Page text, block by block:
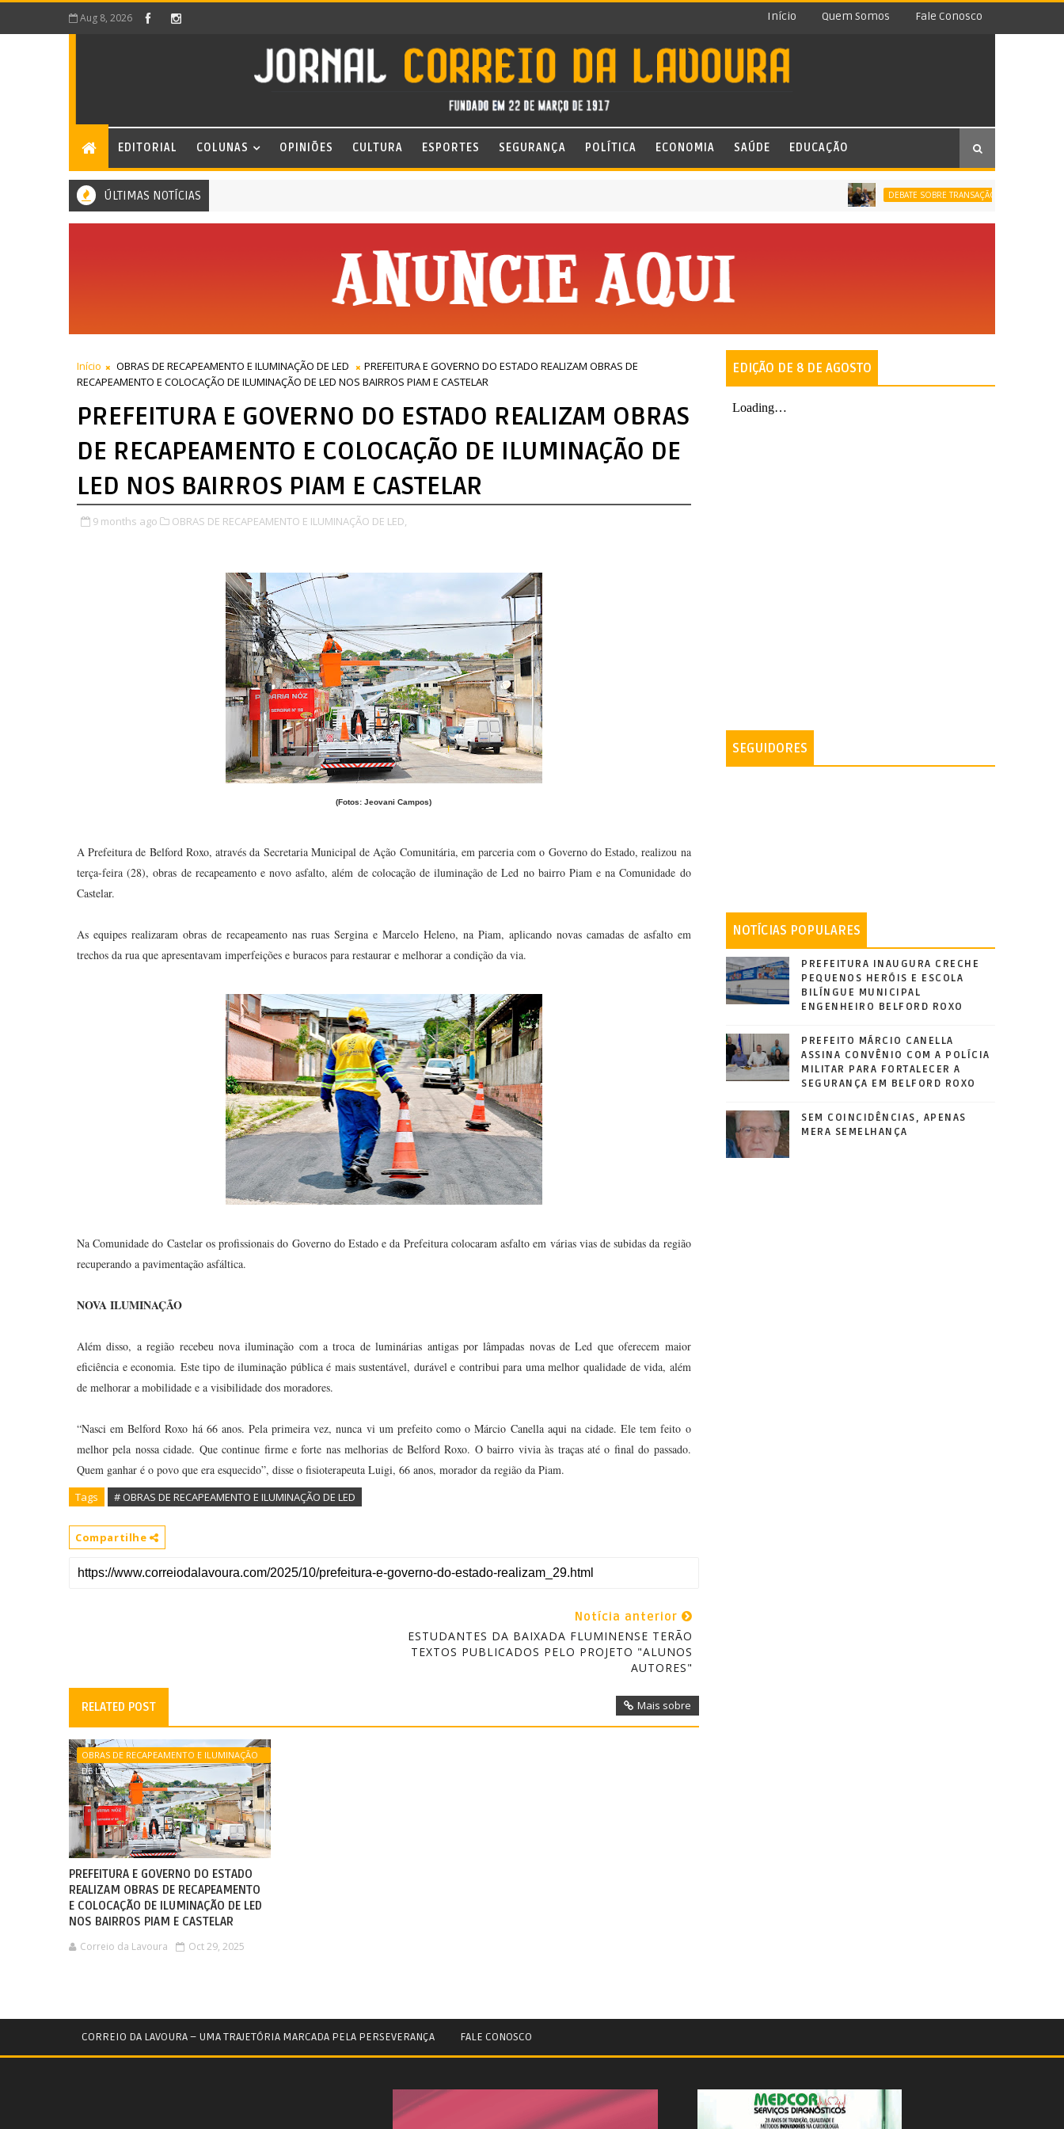
Aug 8, 2026 Início Quem Somos Fale Conosco
EDITORIAL COLUNAS OPINIÕES CULTURA ESPORTES SEGURANÇA POLÍTICA ECONOMIA SAÚDE EDUCAÇÃO
ÚLTIMAS NOTÍCIAS DEBATE SOBRE TRANSAÇÃO TRIBUTÁRIA
Início OBRAS DE RECAPEAMENTO E ILUMINAÇÃO DE LED
PREFEITURA E GOVERNO DO ESTADO REALIZAM OBRAS DE
RECAPEAMENTO E COLOCAÇÃO DE ILUMINAÇÃO DE LED NOS BAIRROS PIAM E CASTELAR
PREFEITURA E GOVERNO DO ESTADO REALIZAM OBRAS
DE RECAPEAMENTO E COLOCAÇÃO DE ILUMINAÇÃO DE
LED NOS BAIRROS PIAM E CASTELAR
9 months ago OBRAS DE RECAPEAMENTO E ILUMINAÇÃO DE LED,
(Fotos: Jeovani Campos)
A Prefeitura de Belford Roxo, através da Secretaria Municipal de Ação Comunitária, em parceria com o Governo do Estado, realizou na
terça-feira (28), obras de recapeamento e novo asfalto, além de colocação de iluminação de Led no bairro Piam e na Comunidade do
Castelar.
As equipes realizaram obras de recapeamento nas ruas Sergina e Marcelo Heleno, na Piam, aplicando novas camadas de asfalto em
trechos da rua que apresentavam imperfeições e buracos para restaurar e melhorar a condição da via.
Na Comunidade do Castelar os profissionais do Governo do Estado e da Prefeitura colocaram asfalto em várias vias de subidas da região
recuperando a pavimentação asfáltica.
NOVA ILUMINAÇÃO
Além disso, a região recebeu nova iluminação com a troca de luminárias antigas por lâmpadas novas de Led que oferecem maior
eficiência e economia. Este tipo de iluminação pública é mais sustentável, durável e contribui para uma melhor qualidade de vida, além
de melhorar a mobilidade e a visibilidade dos moradores.
“Nasci em Belford Roxo há 66 anos. Pela primeira vez, nunca vi um prefeito como o Márcio Canella aqui na cidade. Ele tem feito o
melhor pela nossa cidade. Que continue firme e forte nas melhorias de Belford Roxo. O bairro vivia às traças até o final do passado.
Quem ganhar é o povo que era esquecido”, disse o fisioterapeuta Luigi, 66 anos, morador da região da Piam.
Tags # OBRAS DE RECAPEAMENTO E ILUMINAÇÃO DE LED
Compartilhe
Notícia anterior
ESTUDANTES DA BAIXADA FLUMINENSE TERÃO
TEXTOS PUBLICADOS PELO PROJETO "ALUNOS
AUTORES"
RELATED POST Mais sobre
OBRAS DE RECAPEAMENTO E ILUMINAÇÃO
DE LED
PREFEITURA E GOVERNO DO ESTADO
REALIZAM OBRAS DE RECAPEAMENTO
E COLOCAÇÃO DE ILUMINAÇÃO DE LED
NOS BAIRROS PIAM E CASTELAR
Correio da Lavoura Oct 29, 2025
EDIÇÃO DE 8 DE AGOSTO
SEGUIDORES
NOTÍCIAS POPULARES
PREFEITURA INAUGURA CRECHE
PEQUENOS HERÓIS E ESCOLA
BILÍNGUE MUNICIPAL
ENGENHEIRO BELFORD ROXO
PREFEITO MÁRCIO CANELLA
ASSINA CONVÊNIO COM A POLÍCIA
MILITAR PARA FORTALECER A
SEGURANÇA EM BELFORD ROXO
SEM COINCIDÊNCIAS, APENAS
MERA SEMELHANÇA
CORREIO DA LAVOURA – UMA TRAJETÓRIA MARCADA PELA PERSEVERANÇA FALE CONOSCO